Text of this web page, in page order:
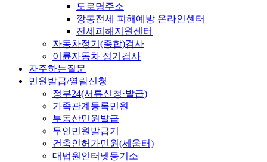
도로명주소
깡통전세 피해예방 온라인센터
전세피해지원센터
자동차정기(종합)검사
이륜자동차 정기검사
자주하는질문
민원발급/열람신청
정부24(서류신청·발급)
가족관계등록민원
부동산민원발급
무인민원발급기
건축인허가민원(세움터)
대법원인터넷등기소